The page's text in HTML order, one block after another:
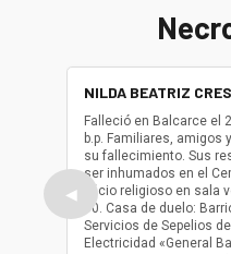
◀
NILDA BEATRIZ
Falleció en Balcarce el
b.p. Familiares, amigos
su fallecimiento. Sus
ser inhumados en el
oficio religioso en sala
10. Casa de duelo:
Servicios de Sepelios
Electricidad «General